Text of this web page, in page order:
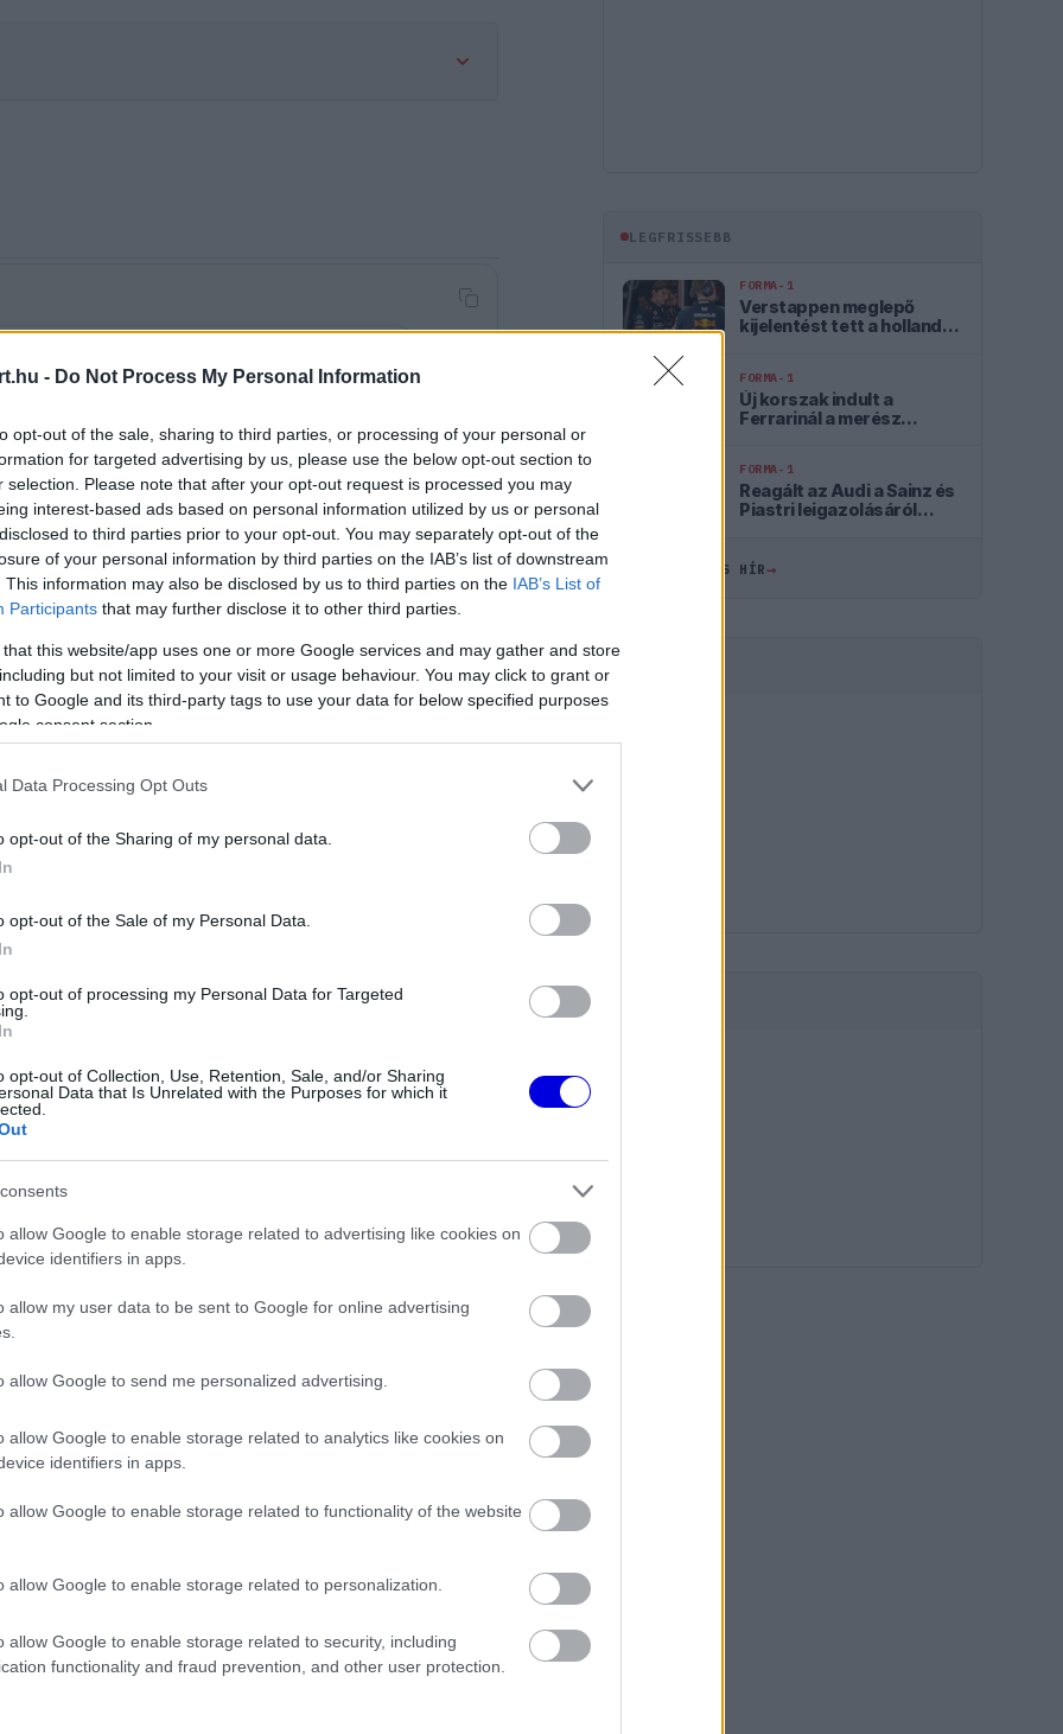
- Do Not Process My Personal Information
opt-out of the sale, sharing to third parties, or processing of your personal or
for targeted advertising by us, please use the below opt-out section to
selection. Please note that after your opt-out request is processed you may
interest-based ads based on personal information utilized by us or personal
to third parties prior to your opt-out. You may separately opt-out of the
of your personal information by third parties on the IAB’s list of downstream
This information may also be disclosed by us to third parties on the IAB’s List of
Participants that may further disclose it to other third parties.
that this website/app uses one or more Google services and may gather and store
but not limited to your visit or usage behaviour. You may click to grant or
to Google and its third-party tags to use your data for below specified purposes
consent section.
Data Processing Opt Outs
opt-out of the Sharing of my personal data.
opt-out of the Sale of my Personal Data.
opt-out of processing my Personal Data for Targeted
opt-out of Collection, Use, Retention, Sale, and/or Sharing
Data that Is Unrelated with the Purposes for which it
allow Google to enable storage related to advertising like cookies on
identifiers in apps.
allow my user data to be sent to Google for online advertising
allow Google to send me personalized advertising.
allow Google to enable storage related to analytics like cookies on
identifiers in apps.
allow Google to enable storage related to functionality of the website
allow Google to enable storage related to personalization.
allow Google to enable storage related to security, including
functionality and fraud prevention, and other user protection.
FP2-t, hárman is egy tizeden belül
érkezünk az összefoglalóval és az
fontos információt megtaláltok a hétvége
the server or network failed or because the
supported.
a kopásra, ugyanis Antonelli bal elsője is
veszélyes vezetésért, de egyelőre nem
LEGFRISSEBB
FORMA-1
Verstappen meglepő
kijelentést tett a holland
FORMA-1
Új korszak indult a
Ferrarinál a merész
FORMA-1
Reagált az Audi a Sainz és
Piastri leigazolásáról
ÖSSZES FRISS HÍR→